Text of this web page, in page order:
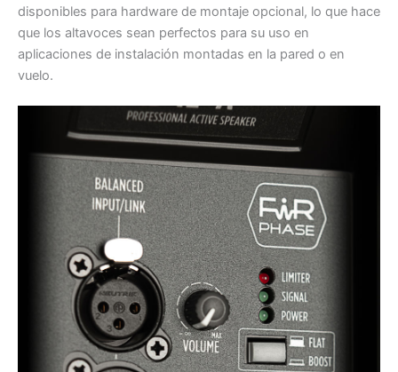
disponibles para hardware de montaje opcional, lo que hace
que los altavoces sean perfectos para su uso en
aplicaciones de instalación montadas en la pared o en
vuelo.